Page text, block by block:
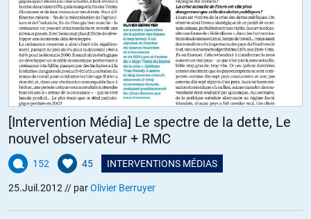
[Intervention Média] Le spectre de la dette, Le
nouvel observateur + RMC
152 45 INTERVENTIONS MÉDIAS
25.Juil.2012 // parOlivier Berruyer